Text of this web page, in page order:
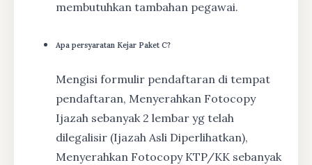
membutuhkan tambahan pegawai.
Apa persyaratan Kejar Paket C?
Mengisi formulir pendaftaran di tempat
pendaftaran, Menyerahkan Fotocopy
Ijazah sebanyak 2 lembar yg telah
dilegalisir (Ijazah Asli Diperlihatkan),
Menyerahkan Fotocopy KTP/KK sebanyak